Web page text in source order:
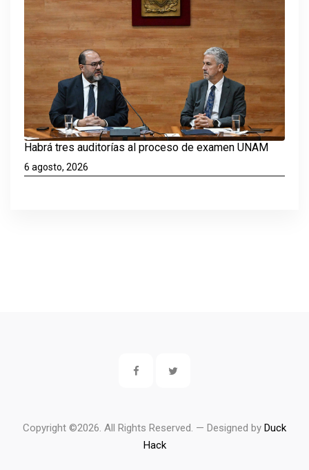
Habrá tres auditorías al proceso de examen UNAM
6 agosto, 2026
Copyright ©2026. All Rights Reserved. — Designed by Duck
Hack